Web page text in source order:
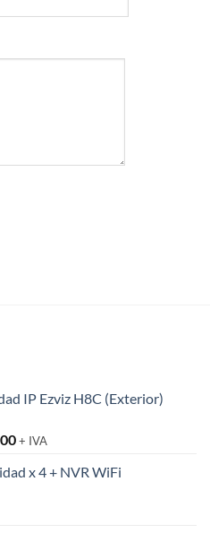
IP Ezviz H8C (Exterior)
El
actual
+ IVA
x 4 + NVR WiFi